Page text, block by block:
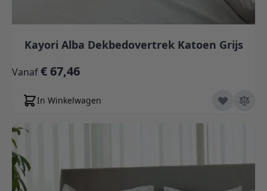
Kayori Alba Dekbedovertrek Katoen Grijs
Vanaf€ 67,46
In Winkelwagen